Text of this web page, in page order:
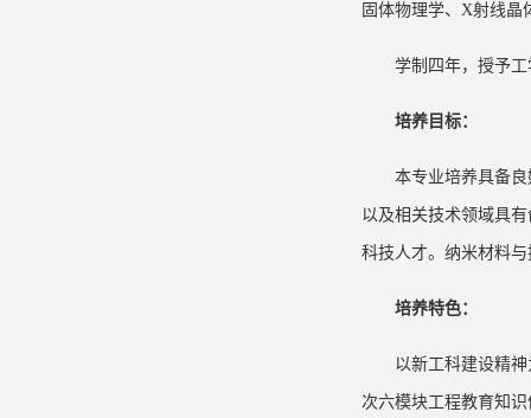
固体物理学、X射线
学制四年，授予
培养目标：
本专业培养具备
以及相关技术领域具
科技人才。纳米材料
培养特色：
以新工科建设精
次六模块工程教育知